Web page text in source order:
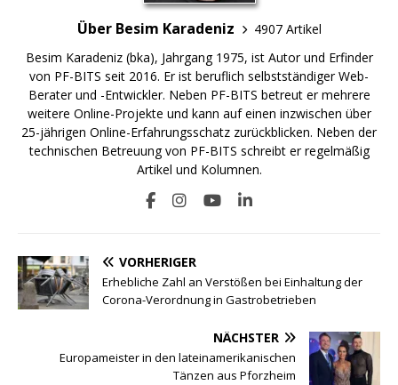
Über Besim Karadeniz
4907 Artikel
Besim Karadeniz (bka), Jahrgang 1975, ist Autor und Erfinder
von PF-BITS seit 2016. Er ist beruflich selbstständiger Web-
Berater und -Entwickler. Neben PF-BITS betreut er mehrere
weitere Online-Projekte und kann auf einen inzwischen über
25-jährigen Online-Erfahrungsschatz zurückblicken. Neben der
technischen Betreuung von PF-BITS schreibt er regelmäßig
Artikel und Kolumnen.
VORHERIGER
Erhebliche Zahl an Verstößen bei Einhaltung der
Corona-Verordnung in Gastrobetrieben
NÄCHSTER
Europameister in den lateinamerikanischen
Tänzen aus Pforzheim